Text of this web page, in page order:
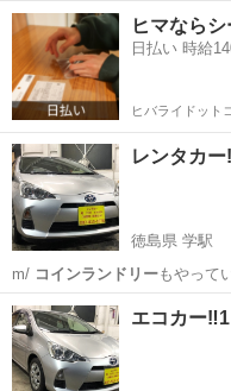
インランドリーもやっていま
香川 高松市 高田駅
ヒマなら
日払い 時給
ヒバライドット
レンタカ
徳島県 学駅
m/ コインランドリーもやって
徳島 阿波市
エコカー